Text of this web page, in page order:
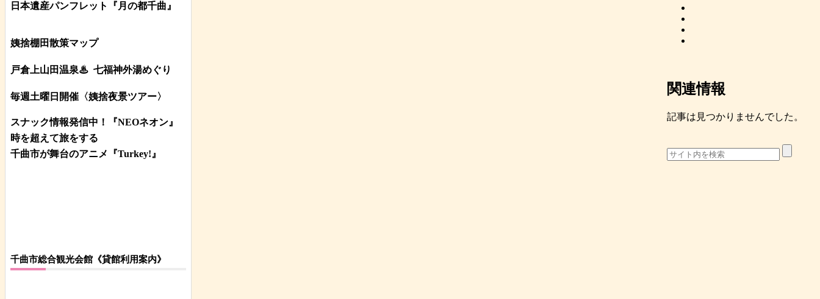
関連情報
記事は見つかりませんでした。
日本遺産パンフレット
『月の都千曲』
姨捨棚田散策マップ
戸倉上山田温泉♨ 七福神外湯めぐり
毎週土曜日開催〈姨捨夜景ツアー〉
スナック情報発信中！『NEOネオン』
時を超えて旅をする
千曲市が舞台のアニメ『Turkey!』
千曲市総合観光会館《貸館利用案内》